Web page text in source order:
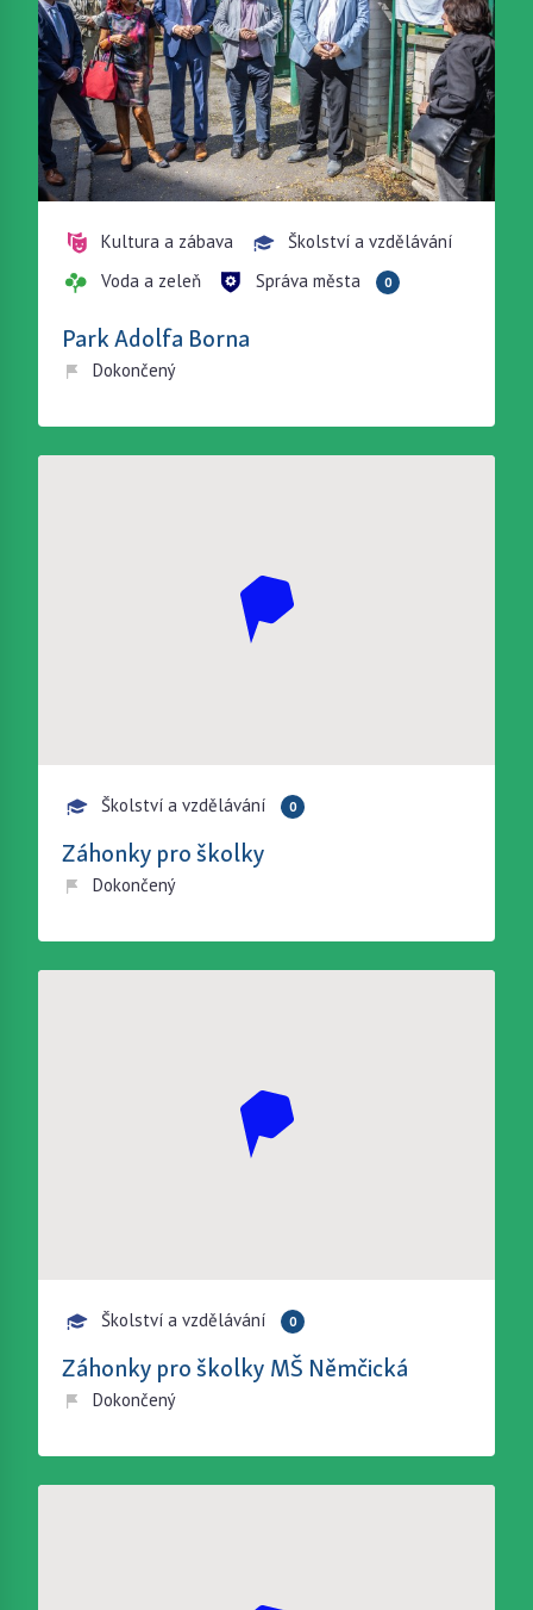
Kultura a zábava
Školství a vzdělávání
Voda a zeleň
Správa města 0
Park Adolfa Borna
Dokončený
Školství a vzdělávání 0
Záhonky pro školky
Dokončený
Školství a vzdělávání 0
Záhonky pro školky MŠ Němčická
Dokončený